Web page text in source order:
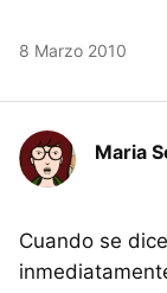
8 Marzo 2010
Maria
Cuando se dice